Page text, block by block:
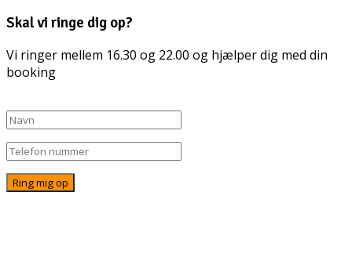
Skal vi ringe dig op?
Vi ringer mellem 16.30 og 22.00 og hjælper dig med din
booking